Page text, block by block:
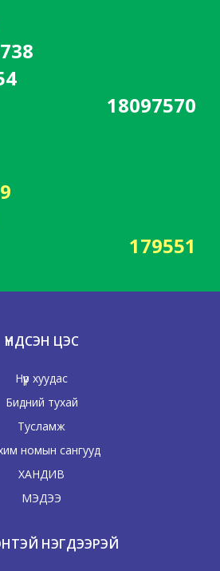
18097570
179551
ҮНДСЭН ЦЭС
Нүүр хуудас
Бидний тухай
Тусламж
номын сангууд
ХАНДИВ
МЭДЭЭ
НЭГДЭЭРЭЙ